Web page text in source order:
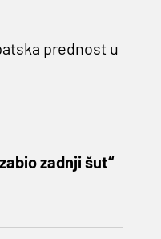
prednost u
zadnji šut“